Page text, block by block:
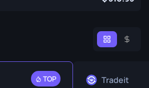
TOP Tradeit